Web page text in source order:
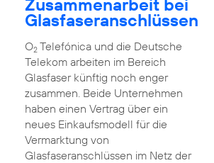
Zusammenarbeit bei
Glasfaseranschlüssen
O2Telefónica und die Deutsche
Telekom arbeiten im Bereich
Glasfaser künftig noch enger
zusammen. Beide Unternehmen
haben einen Vertrag über ein
neues Einkaufsmodell für die
Vermarktung von
Glasfaseranschlüssen im Netz der